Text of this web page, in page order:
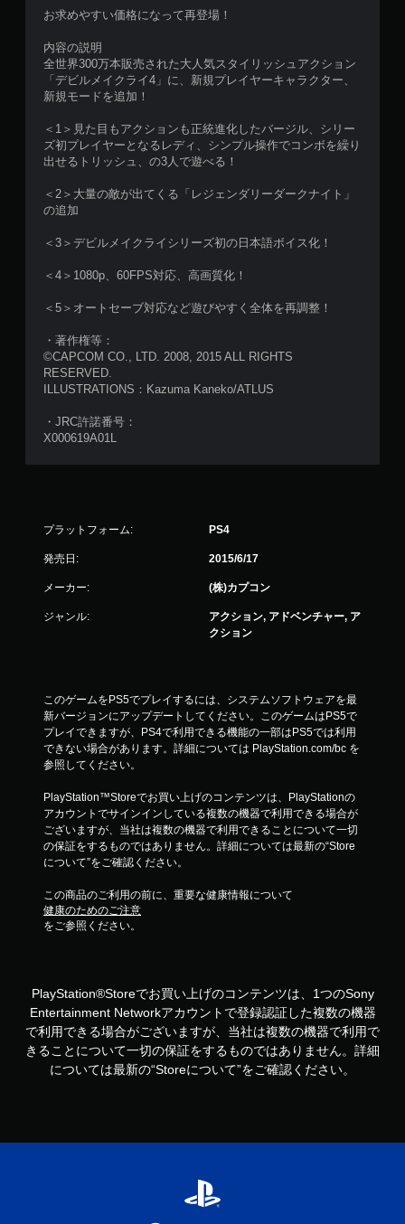
お求めやすい価格になって再登場！
内容の説明
全世界300万本販売された大人気スタイリッシュアクション
「デビルメイクライ4」に、新規プレイヤーキャラクター、
新規モードを追加！
＜1＞見た目もアクションも正統進化したバージル、シリー
ズ初プレイヤーとなるレディ、シンプル操作でコンボを繰り
出せるトリッシュ、の3人で遊べる！
＜2＞大量の敵が出てくる「レジェンダリーダークナイト」
の追加
＜3＞デビルメイクライシリーズ初の日本語ボイス化！
＜4＞1080p、60FPS対応、高画質化！
＜5＞オートセーブ対応など遊びやすく全体を再調整！
・著作権等：
©CAPCOM CO., LTD. 2008, 2015 ALL RIGHTS
RESERVED.
ILLUSTRATIONS：Kazuma Kaneko/ATLUS
・JRC許諾番号：
X000619A01L
プラットフォーム: PS4
発売日: 2015/6/17
メーカー: (株)カプコン
ジャンル:
アクション, アドベンチャー, ア
クション
このゲームをPS5でプレイするには、システムソフトウェアを最
新バージョンにアップデートしてください。このゲームはPS5で
プレイできますが、PS4で利用できる機能の一部はPS5では利用
できない場合があります。詳細については PlayStation.com/bc を
参照してください。
PlayStation™Storeでお買い上げのコンテンツは、PlayStationの
アカウントでサインインしている複数の機器で利用できる場合が
ございますが、当社は複数の機器で利用できることについて一切
の保証をするものではありません。詳細については最新の“Store
について”をご確認ください。
この商品のご利用の前に、重要な健康情報について
健康のためのご注意
をご参照ください。
PlayStation®Storeでお買い上げのコンテンツは、1つのSony
Entertainment Networkアカウントで登録認証した複数の機器
で利用できる場合がございますが、当社は複数の機器で利用で
きることについて一切の保証をするものではありません。詳細
については最新の“Storeについて”をご確認ください。